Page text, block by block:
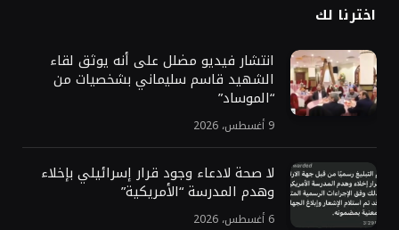
اخترنا لك
انتشار فيديو مضلل على أنه يوثق لقاء
الشهيد قاسم سليماني بشخصيات من
“الموساد”
9 أغسطس، 2026
لا صحة لادعاء وجود قرار إسرائيلي بإخلاء
وهدم المدرسة “الأمريكية”
6 أغسطس، 2026